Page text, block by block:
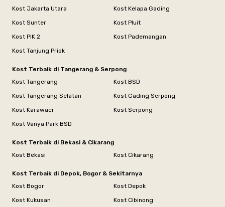
Kost Jakarta Utara
Kost Kelapa Gading
Kost Sunter
Kost Pluit
Kost PIK 2
Kost Pademangan
Kost Tanjung Priok
Kost Terbaik di Tangerang & Serpong
Kost Tangerang
Kost BSD
Kost Tangerang Selatan
Kost Gading Serpong
Kost Karawaci
Kost Serpong
Kost Vanya Park BSD
Kost Terbaik di Bekasi & Cikarang
Kost Bekasi
Kost Cikarang
Kost Terbaik di Depok, Bogor & Sekitarnya
Kost Bogor
Kost Depok
Kost Kukusan
Kost Cibinong